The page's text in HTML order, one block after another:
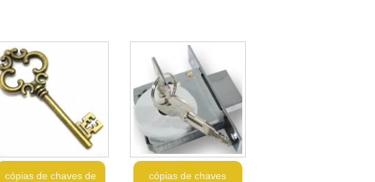
cópias de chaves de
cópias de chaves